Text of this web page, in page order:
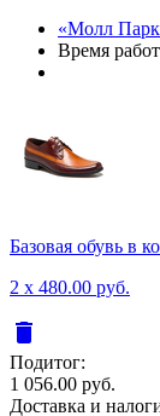
«Молл
Время
Базовая обувь в
2 x 480.00 руб.
delete
Подитог:
1 056.00 руб.
Доставка и